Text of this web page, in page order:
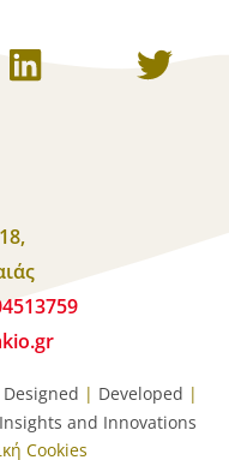
.gr
Designed | Developed |
and Innovations
Cookies